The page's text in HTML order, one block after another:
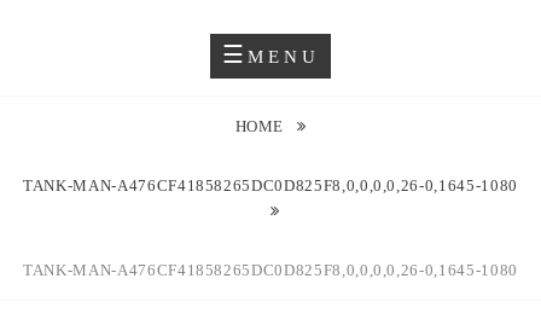
JUSTYNA EWA GROCHOWSKA
MENU
HOME
TANK-MAN-A476CF41858265DC0D825F8,0,0,0,0,26-0,1645-1080
TANK-MAN-A476CF41858265DC0D825F8,0,0,0,0,26-0,1645-1080